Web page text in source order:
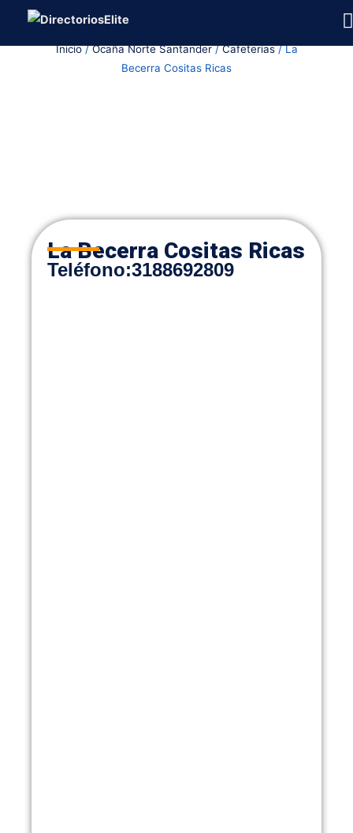
Inicio/Ocaña Norte Santander/Cafeterias/ La
Becerra Cositas Ricas
La Becerra Cositas Ricas
Teléfono:3188692809